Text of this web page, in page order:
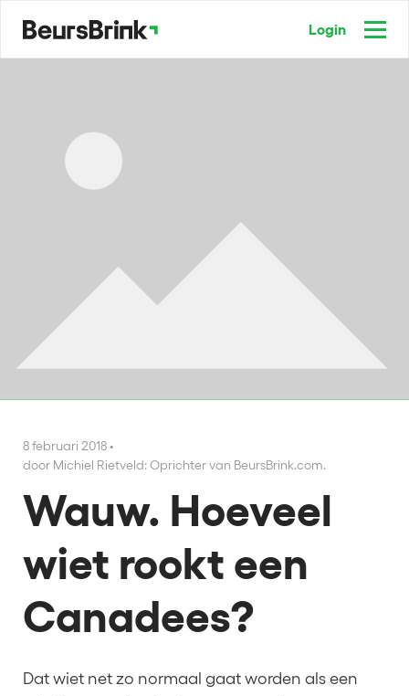
Login
8 februari 2018•
door Michiel Rietveld: Oprichter van BeursBrink.com.
Wauw. Hoeveel
wiet rookt een
Canadees?
Dat wiet net zo normaal gaat worden als een